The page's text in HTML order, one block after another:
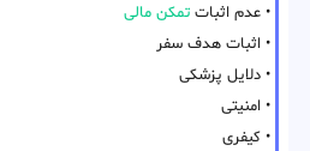
• عدم اثبات تمکن مالی
• اثبات هدف سفر
• دلایل پزشکی
• امنیتی
• کیفری